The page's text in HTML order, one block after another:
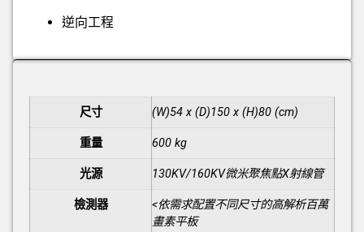
逆向工程
尺寸 (W)54 x (D)150 x (H)80 (cm)
重量 600 kg
光源 130KV/160KV微米聚焦點X射線管
檢測器
<依需求配置不同尺寸的高解析百萬
畫素平板